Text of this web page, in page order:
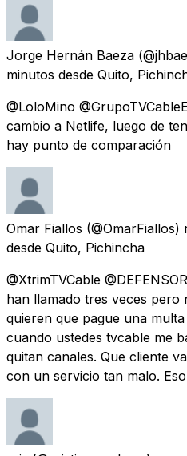
Jorge Hernán Baeza
minutos desde Quito,
@LoloMino
cambio a Netlife, luego de
hay punto de comparación
Omar Fiallos (@OmarFiallos)
desde Quito, Pichincha
@XtrimTVCable
han llamado tres veces pero
quieren que pague una
cuando ustedes tvcable me
quitan canales. Que cliente
con un servicio tan malo.